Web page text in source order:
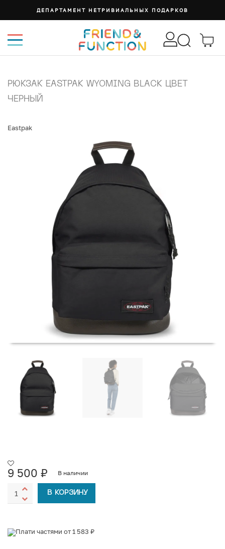
ДЕПАРТАМЕНТ НЕТРИВИАЛЬНЫХ ПОДАРКОВ
РЮКЗАК EASTPAK WYOMING BLACK ЦВЕТ
ЧЕРНЫЙ
Eastpak
9 500 ₽ В наличии
В КОРЗИНУ
Плати частями от 1 583 ₽